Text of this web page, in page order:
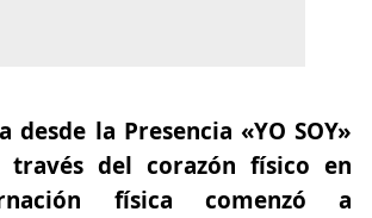
desde la Presencia «YO SOY»
través del corazón físico en
física comenzó a